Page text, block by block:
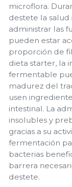
microflora.
destete la salud
administrar las
pueden estar
proporción de
dieta starter, la
fermentable
madurez del
usen
intestinal. La
insolubles y
gracias a su
fermentación
bacterias
barrera
destete.